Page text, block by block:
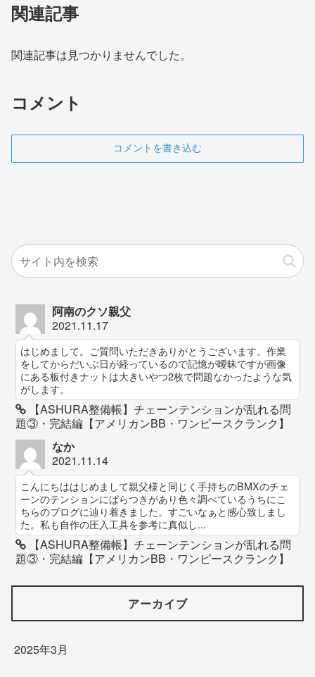
関連記事
関連記事は見つかりませんでした。
コメント
コメントを書き込む
阿南のクソ親父
2021.11.17
はじめまして。ご質問いただきありがとうございます。作業
をしてからだいぶ日が経っているので記憶が曖昧ですが画像
にある板付きナットは大きいやつ2枚で問題なかったような気
がします。
【ASHURA整備帳】チェーンテンションが乱れる問
題③・完結編【アメリカンBB・ワンピースクランク】
なか
2021.11.14
こんにちははじめまして親父様と同じく手持ちのBMXのチェ
ーンのテンションにばらつきがあり色々調べているうちにこ
ちらのブログに辿り着きました。すごいなぁと感心致しまし
た。私も自作の圧入工具を参考に真似し...
【ASHURA整備帳】チェーンテンションが乱れる問
題③・完結編【アメリカンBB・ワンピースクランク】
アーカイブ
2025年3月